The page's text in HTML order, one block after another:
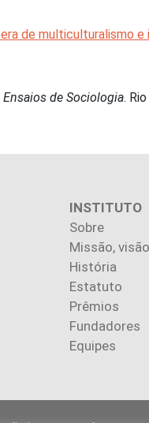
de multiculturalismo e
Ensaios de Sociologia.
INSTITUTO
Sobre
Missão,
História
Estatuto
Prêmios
Fundadores
Equipes